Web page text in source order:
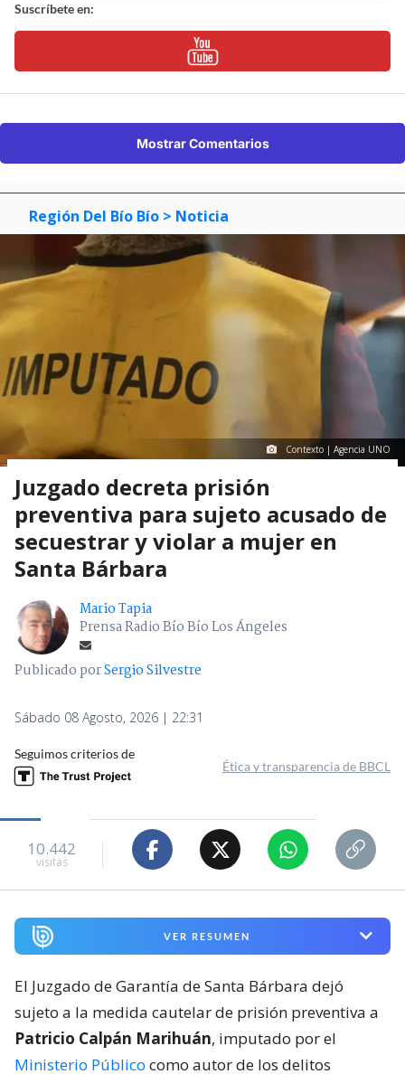
Suscríbete en:
Mostrar Comentarios
Región Del Bío Bío > Noticia
Contexto | Agencia UNO
Juzgado decreta prisión
preventiva para sujeto acusado de
secuestrar y violar a mujer en
Santa Bárbara
Mario Tapia
Prensa Radio Bío Bío Los Ángeles
Publicado porSergio Silvestre
Sábado 08 Agosto, 2026 | 22:31
Seguimos criterios de
Ética y transparencia de BBCL
10.442
visitas
VER RESUMEN
El Juzgado de Garantía de Santa Bárbara dejó
sujeto a la medida cautelar de prisión preventiva a
Patricio Calpán Marihuán, imputado por el
Ministerio Público como autor de los delitos